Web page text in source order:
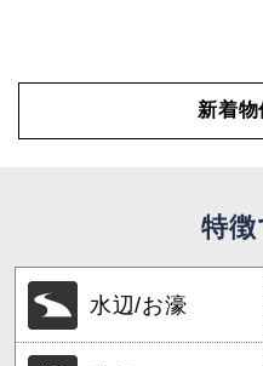
新着
特徴
水辺/お濠